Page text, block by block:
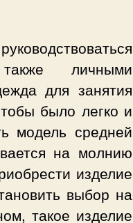
личными
для занятия
было легко и
модель средней
на молнию
изделие
выбор на
такое изделие